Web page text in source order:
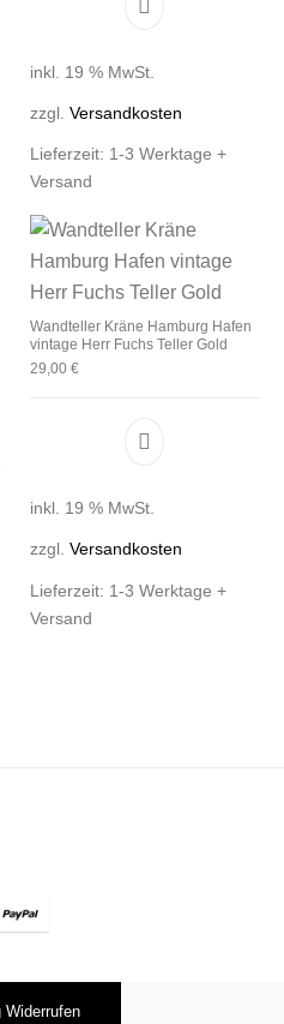
inkl. 19 % MwSt.
zzgl. Versandkosten
Lieferzeit: 1-3 Werktage +
Versand
Wandteller Kräne Hamburg Hafen
vintage Herr Fuchs Teller Gold
29,00 €
inkl. 19 % MwSt.
zzgl. Versandkosten
Lieferzeit: 1-3 Werktage +
Versand
Widerrufen